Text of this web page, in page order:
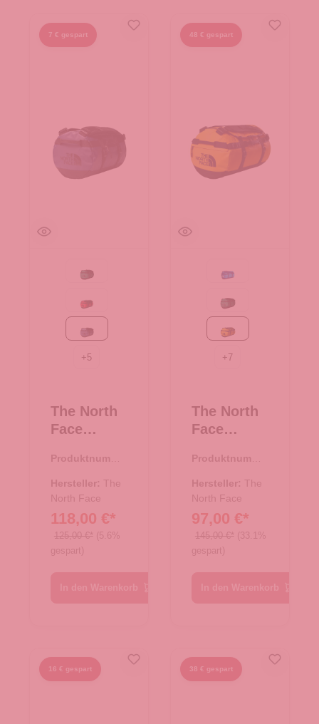
7 € gespart
Evergreen-TNF Black
Red-TNF Black-NPF
Summit Navy-TNF Black
+5
The North
Face
e/Rucksac
k Base
Camp
Duffel XS
Summit
Navy-TNF
Produktnumme
Hersteller: The
North Face
118,00 €*
125,00 €* (5.6%
gespart)
48 € gespart
Active blue
Evergreen-TNF Black
Summit Gold-TNF
+7
The North
Face
e/Rucksac
k Base
Camp
Duffel S
Summit
Gold-TNF
Produktnumme
Hersteller: The
North Face
97,00 €*
145,00 €* (33.1%
gespart)
16 € gespart 38 € gespart